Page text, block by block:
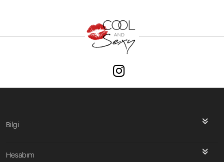
Bilgi
Hesabım